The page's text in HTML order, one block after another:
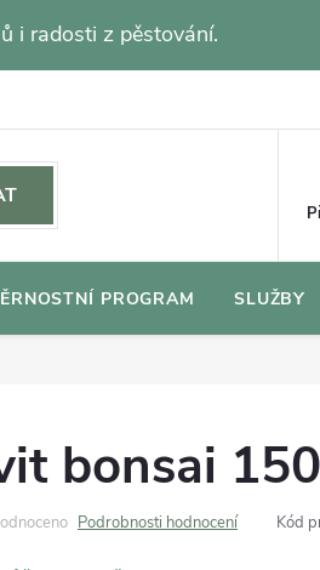
i radosti z pěstování.
PROGRAM SLUŽBY
bonsai
Podrobnosti hodnocení Kód